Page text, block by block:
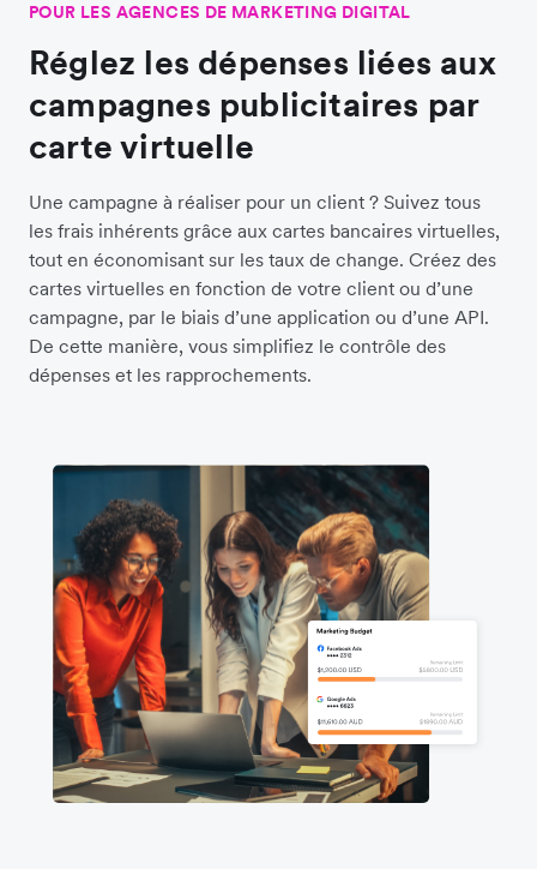
POUR LES AGENCES DE MARKETING DIGITAL
Réglez les dépenses liées aux
campagnes publicitaires par
carte virtuelle
Une campagne à réaliser pour un client ? Suivez tous
les frais inhérents grâce aux cartes bancaires virtuelles,
tout en économisant sur les taux de change. Créez des
cartes virtuelles en fonction de votre client ou d’une
campagne, par le biais d’une application ou d’une API.
De cette manière, vous simplifiez le contrôle des
dépenses et les rapprochements.